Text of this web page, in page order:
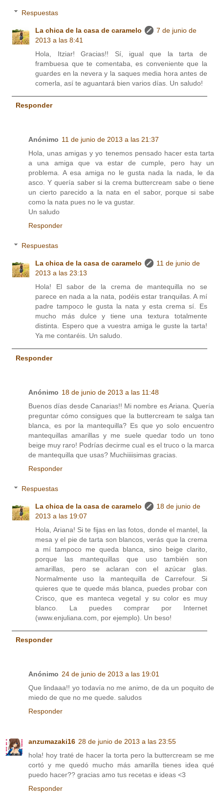
Respuestas
La chica de la casa de caramelo
7 de junio de
2013 a las 8:41
Hola, Itziar! Gracias!! Sí, igual que la tarta de
frambuesa que te comentaba, es conveniente que la
guardes en la nevera y la saques media hora antes de
comerla, así te aguantará bien varios días. Un saludo!
Responder
Anónimo 11 de junio de 2013 a las 21:37
Hola, unas amigas y yo tenemos pensado hacer esta tarta
a una amiga que va estar de cumple, pero hay un
problema. A esa amiga no le gusta nada la nada, le da
asco. Y quería saber si la crema buttercream sabe o tiene
un cierto parecido a la nata en el sabor, porque si sabe
como la nata pues no le va gustar.
Un saludo
Responder
Respuestas
La chica de la casa de caramelo
11 de junio de
2013 a las 23:13
Hola! El sabor de la crema de mantequilla no se
parece en nada a la nata, podéis estar tranquilas. A mí
padre tampoco le gusta la nata y esta crema sí. Es
mucho más dulce y tiene una textura totalmente
distinta. Espero que a vuestra amiga le guste la tarta!
Ya me contaréis. Un saludo.
Responder
Anónimo 18 de junio de 2013 a las 11:48
Buenos días desde Canarias!! Mi nombre es Ariana. Quería
preguntar cómo consigues que la buttercream te salga tan
blanca, es por la mantequilla? Es que yo solo encuentro
mantequillas amarillas y me suele quedar todo un tono
beige muy raro! Podrías decirme cual es el truco o la marca
de mantequilla que usas? Muchiiiisimas gracias.
Responder
Respuestas
La chica de la casa de caramelo
18 de junio de
2013 a las 19:07
Hola, Ariana! Si te fijas en las fotos, donde el mantel, la
mesa y el pie de tarta son blancos, verás que la crema
a mí tampoco me queda blanca, sino beige clarito,
porque las mantequillas que uso también son
amarillas, pero se aclaran con el azúcar glas.
Normalmente uso la mantequilla de Carrefour. Si
quieres que te quede más blanca, puedes probar con
Crisco, que es manteca vegetal y su color es muy
blanco. La puedes comprar por Internet
(www.enjuliana.com, por ejemplo). Un beso!
Responder
Anónimo 24 de junio de 2013 a las 19:01
Que lindaaa!! yo todavía no me animo, de da un poquito de
miedo de que no me quede. saludos
Responder
anzumazaki16 28 de junio de 2013 a las 23:55
hola! hoy traté de hacer la torta pero la buttercream se me
cortó y me quedó mucho más amarilla tienes idea qué
puedo hacer?? gracias amo tus recetas e ideas <3
Responder